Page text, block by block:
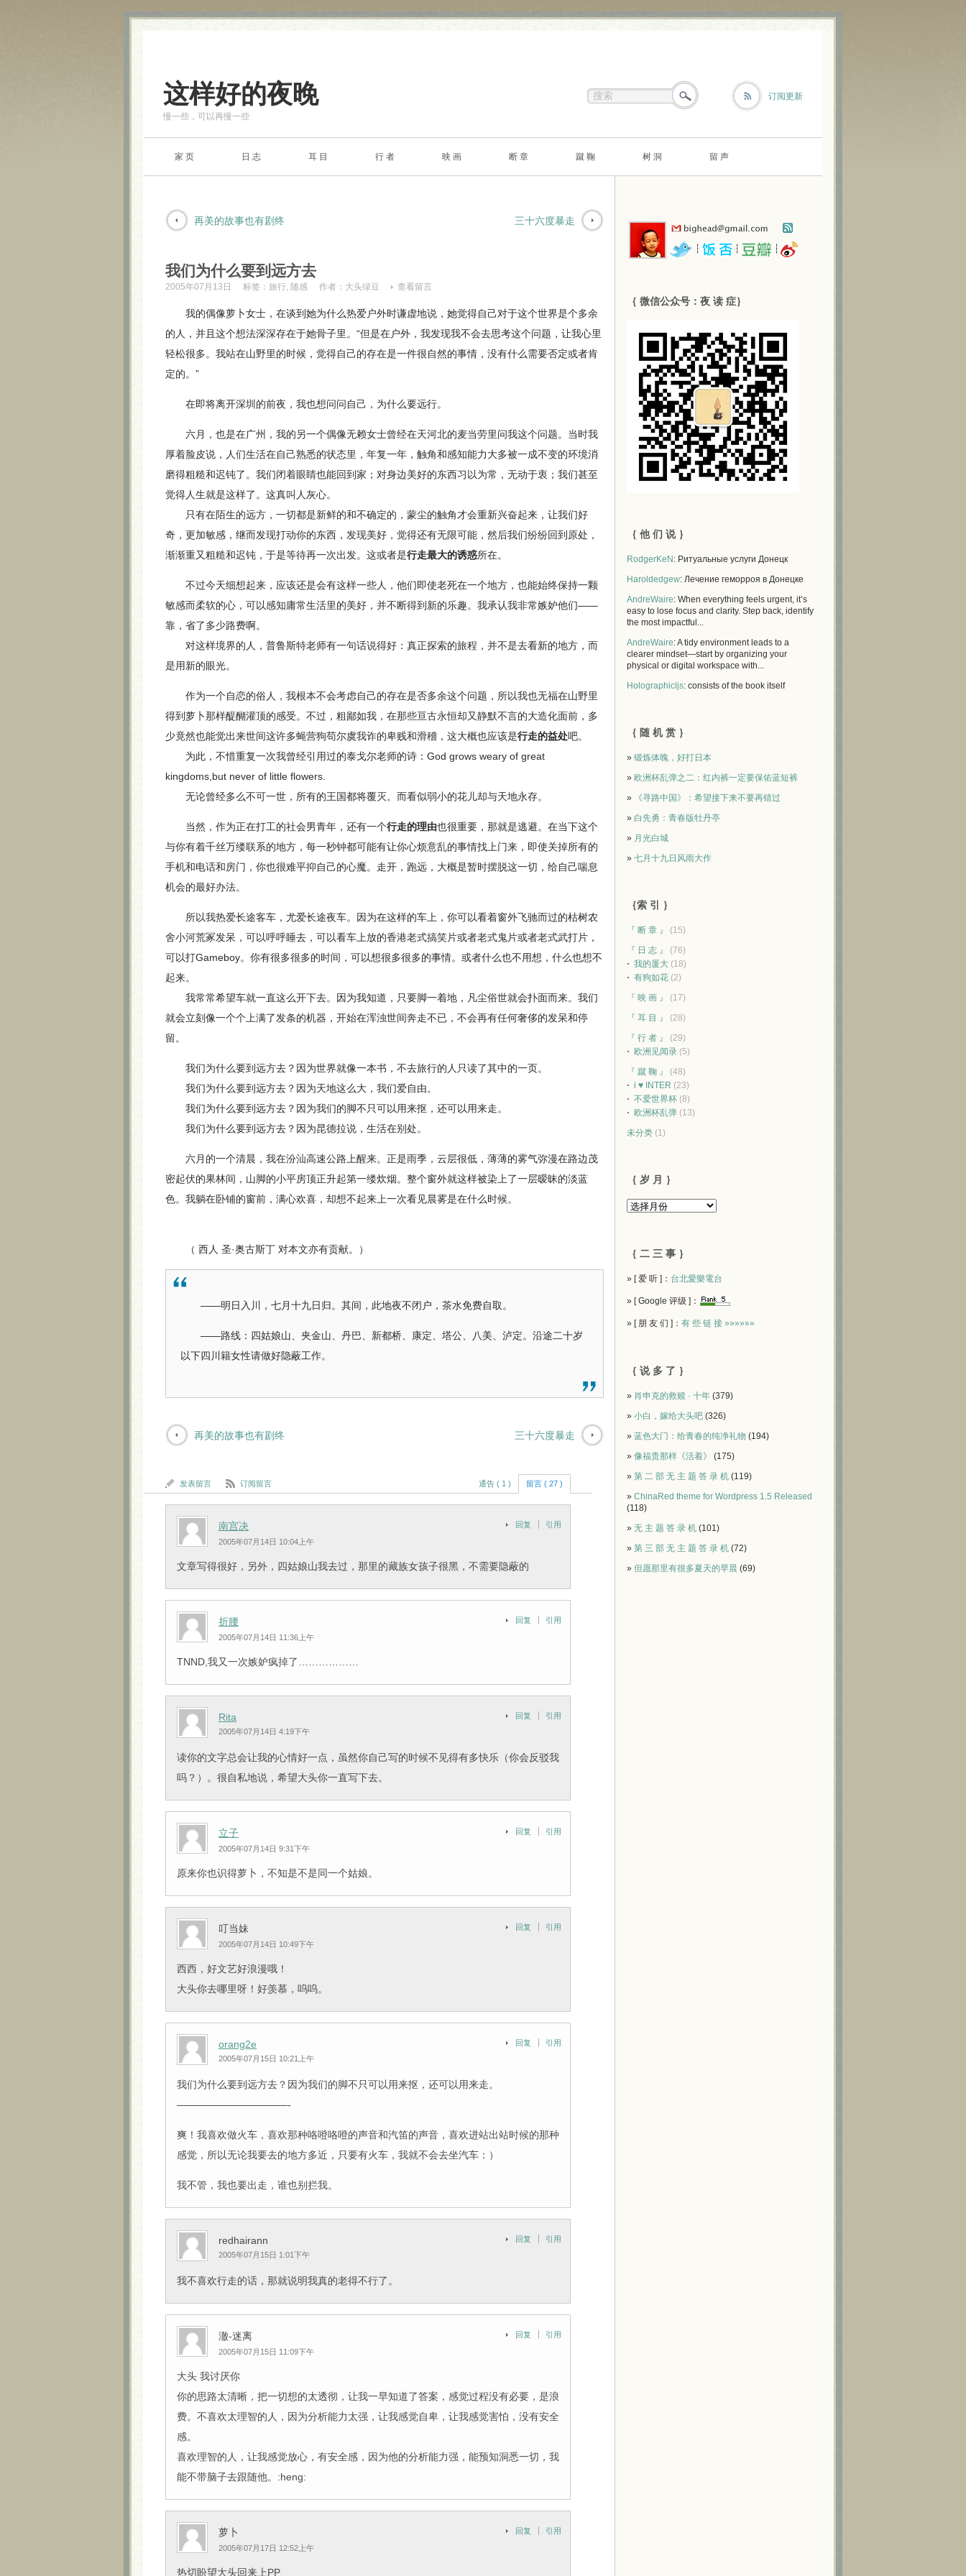
这样好的夜晚
慢一些，可以再慢一些
订阅更新
家 页 日 志 耳 目 行 者 映 画 断 章 蹴 鞠 树 洞 留 声
再美的故事也有剧终 三十六度暴走
我们为什么要到远方去
2005年07月13日 标签： 旅行, 随感 作者： 大头绿豆 查看留言
我的偶像萝卜女士，在谈到她为什么热爱户外时谦虚地说，她觉得自己对于这个世界是个多余
的人，并且这个想法深深存在于她骨子里。“但是在户外，我发现我不会去思考这个问题，让我心里
轻松很多。我站在山野里的时候，觉得自己的存在是一件很自然的事情，没有什么需要否定或者肯
定的。”
在即将离开深圳的前夜，我也想问问自己，为什么要远行。
六月，也是在广州，我的另一个偶像无赖女士曾经在天河北的麦当劳里问我这个问题。当时我
厚着脸皮说，人们生活在自己熟悉的状态里，年复一年，触角和感知能力大多被一成不变的环境消
磨得粗糙和迟钝了。我们闭着眼睛也能回到家；对身边美好的东西习以为常，无动于衷；我们甚至
觉得人生就是这样了。这真叫人灰心。
只有在陌生的远方，一切都是新鲜的和不确定的，蒙尘的触角才会重新兴奋起来，让我们好
奇，更加敏感，继而发现打动你的东西，发现美好，觉得还有无限可能，然后我们纷纷回到原处，
渐渐重又粗糙和迟钝，于是等待再一次出发。这或者是行走最大的诱惑所在。
不过今天细想起来，应该还是会有这样一些人，他们即使老死在一个地方，也能始终保持一颗
敏感而柔软的心，可以感知庸常生活里的美好，并不断得到新的乐趣。我承认我非常嫉妒他们——
靠，省了多少路费啊。
对这样境界的人，普鲁斯特老师有一句话说得好：真正探索的旅程，并不是去看新的地方，而
是用新的眼光。
作为一个自恋的俗人，我根本不会考虑自己的存在是否多余这个问题，所以我也无福在山野里
得到萝卜那样醍醐灌顶的感受。不过，粗鄙如我，在那些亘古永恒却又静默不言的大造化面前，多
少竟然也能觉出来世间这许多蝇营狗苟尔虞我诈的卑贱和滑稽，这大概也应该是行走的益处吧。
为此，不惜重复一次我曾经引用过的泰戈尔老师的诗：God grows weary of great
kingdoms,but never of little flowers.
无论曾经多么不可一世，所有的王国都将覆灭。而看似弱小的花儿却与天地永存。
当然，作为正在打工的社会男青年，还有一个行走的理由也很重要，那就是逃避。在当下这个
与你有着千丝万缕联系的地方，每一秒钟都可能有让你心烦意乱的事情找上门来，即使关掉所有的
手机和电话和房门，你也很难平抑自己的心魔。走开，跑远，大概是暂时摆脱这一切，给自己喘息
机会的最好办法。
所以我热爱长途客车，尤爱长途夜车。因为在这样的车上，你可以看着窗外飞驰而过的枯树农
舍小河荒冢发呆，可以呼呼睡去，可以看车上放的香港老式搞笑片或者老式鬼片或者老式武打片，
可以打Gameboy。你有很多很多的时间，可以想很多很多的事情。或者什么也不用想，什么也想不
起来。
我常常希望车就一直这么开下去。因为我知道，只要脚一着地，凡尘俗世就会扑面而来。我们
就会立刻像一个个上满了发条的机器，开始在浑浊世间奔走不已，不会再有任何奢侈的发呆和停
留。
我们为什么要到远方去？因为世界就像一本书，不去旅行的人只读了其中的一页。
我们为什么要到远方去？因为天地这么大，我们爱自由。
我们为什么要到远方去？因为我们的脚不只可以用来抠，还可以用来走。
我们为什么要到远方去？因为昆德拉说，生活在别处。
六月的一个清晨，我在汾汕高速公路上醒来。正是雨季，云层很低，薄薄的雾气弥漫在路边茂
密起伏的果林间，山脚的小平房顶正升起第一缕炊烟。整个窗外就这样被染上了一层暧昧的淡蓝
色。我躺在卧铺的窗前，满心欢喜，却想不起来上一次看见晨雾是在什么时候。
（ 西人 圣·奥古斯丁 对本文亦有贡献。）
——明日入川，七月十九日归。其间，此地夜不闭户，茶水免费自取。
——路线：四姑娘山、夹金山、丹巴、新都桥、康定、塔公、八美、泸定。沿途二十岁
以下四川籍女性请做好隐蔽工作。
再美的故事也有剧终 三十六度暴走
发表留言 订阅留言 通告 ( 1 ) 留言 ( 27 )
南宫决
2005年07月14日 10:04上午
回复 引用
文章写得很好，另外，四姑娘山我去过，那里的藏族女孩子很黑，不需要隐蔽的
折腰
2005年07月14日 11:36上午
回复 引用
TNND,我又一次嫉妒疯掉了………………
Rita
2005年07月14日 4:19下午
回复 引用
读你的文字总会让我的心情好一点，虽然你自己写的时候不见得有多快乐（你会反驳我
吗？）。很自私地说，希望大头你一直写下去。
立子
2005年07月14日 9:31下午
回复 引用
原来你也识得萝卜，不知是不是同一个姑娘。
叮当妹
2005年07月14日 10:49下午
回复 引用
西西，好文艺好浪漫哦！
大头你去哪里呀！好羡慕，呜呜。
orang2e
2005年07月15日 10:21上午
回复 引用
我们为什么要到远方去？因为我们的脚不只可以用来抠，还可以用来走。
———————————-
爽！我喜欢做火车，喜欢那种咯噔咯噔的声音和汽笛的声音，喜欢进站出站时候的那种
感觉，所以无论我要去的地方多近，只要有火车，我就不会去坐汽车：）
我不管，我也要出走，谁也别拦我。
redhairann
2005年07月15日 1:01下午
回复 引用
我不喜欢行走的话，那就说明我真的老得不行了。
澈-迷离
2005年07月15日 11:09下午
回复 引用
大头 我讨厌你
你的思路太清晰，把一切想的太透彻，让我一早知道了答案，感觉过程没有必要，是浪
费。不喜欢太理智的人，因为分析能力太强，让我感觉自卑，让我感觉害怕，没有安全
感。
喜欢理智的人，让我感觉放心，有安全感，因为他的分析能力强，能预知洞悉一切，我
能不带脑子去跟随他。:heng:
萝卜
2005年07月17日 12:52上午
回复 引用
热切盼望大头回来上PP
┆ ┆ ┆
｛ 微信公众号：夜 读 症｝
｛ 他 们 说 ｝
RodgerKeN : Ритуальные услуги Донецк
Haroldedgew: Лечение геморроя в Донецке
AndreWaire: When everything feels urgent, it’s
easy to lose focus and clarity. Step back, identify
the most impactful...
AndreWaire: A tidy environment leads to a
clearer mindset—start by organizing your
physical or digital workspace with...
Holographicljs: consists of the book itself
｛ 随 机 赏 ｝
» 锻炼体魄，好打日本
» 欧洲杯乱弹之二：红内裤一定要保佑蓝短裤
»
《寻路中国》：希望接下来不要再错过
» 白先勇：青春版牡丹亭
» 月光白城
» 七月十九日风雨大作
｛索 引 ｝
『 断 章 』
(15)
『 日 志 』
(76)
我的厦大 (18)
有狗如花 (2)
『 映 画 』
(17)
『 耳 目 』
(28)
『 行 者 』
(29)
欧洲见闻录 (5)
『 蹴 鞠 』
(48)
i ♥ INTER (23)
不爱世界杯 (8)
欧洲杯乱弹 (13)
未分类 (1)
｛ 岁 月 ｝
｛ 二 三 事 ｝
» [ 爱 听 ]： 台北愛樂電台
» [ Google 评级 ]：
» [ 朋 友 们 ]： 有 些 链 接 »»»»»»
｛ 说 多 了 ｝
» 肖申克的救赎 · 十年 (379)
» 小白，嫁给大头吧 (326)
» 蓝色大门：给青春的纯净礼物 (194)
» 像福贵那样《活着》
(175)
» 第 二 部 无 主 题 答 录 机 (119)
» ChinaRed theme for Wordpress 1.5 Released
(118)
» 无 主 题 答 录 机 (101)
» 第 三 部 无 主 题 答 录 机 (72)
» 但愿那里有很多夏天的早晨 (69)